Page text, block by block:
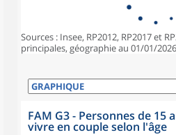
Sources : Insee, RP2012, RP2017 et
principales, géographie au 01/01/
FAM G3 - Personnes de 15
vivre en couple selon l'âge